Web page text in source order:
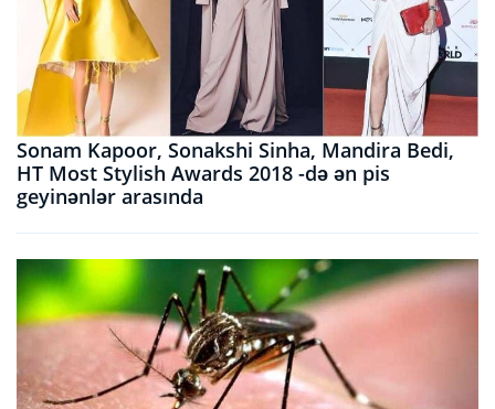
Sonam Kapoor, Sonakshi Sinha, Mandira Bedi,
HT Most Stylish Awards 2018 -də ən pis
geyinənlər arasında